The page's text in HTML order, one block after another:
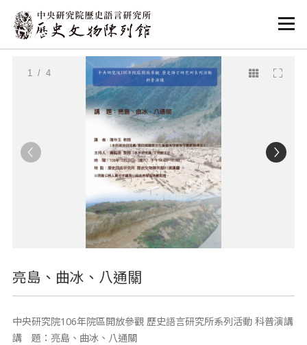
:::
:::
1/ 4
亮島、曲冰、八通關
中央研究院106年院區開放參觀 歷史語言研究所系列活動 科普演講
講 題：亮島、曲冰、八通關